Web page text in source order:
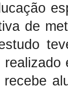
de